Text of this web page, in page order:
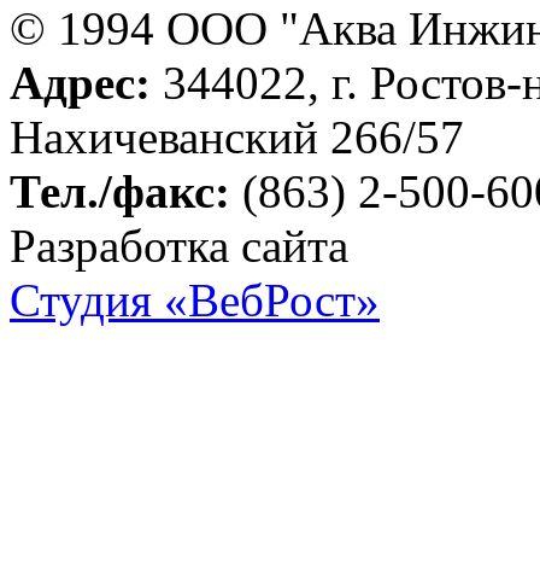
© 1994 ООО "Аква
Адрес: 344022, г.
Нахичеванский 266/57
Тел./факс: (863) 2-500-
Разработка сайта
Студия «ВебРост»